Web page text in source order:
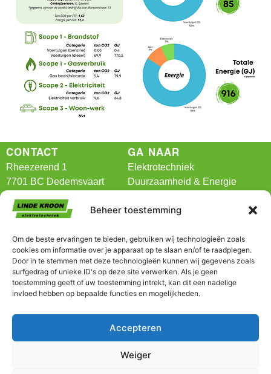
Beheer toestemming
Om de beste ervaringen te bieden, gebruiken wij technologieën zoals
cookies om informatie over je apparaat op te slaan en/of te raadplegen.
Door in te stemmen met deze technologieën kunnen wij gegevens zoals
surfgedrag of unieke ID's op deze site verwerken. Als je geen
toestemming geeft of uw toestemming intrekt, kan dit een nadelige
invloed hebben op bepaalde functies en mogelijkheden.
Accepteren
Weiger
CONTACT
Rheezerend 1
7701 BC Dedemsvaart
T:0523-616989
GA NAAR
Elektrotechniek
Duurzaamheid & Energie
Branches
Vacatures
Contact